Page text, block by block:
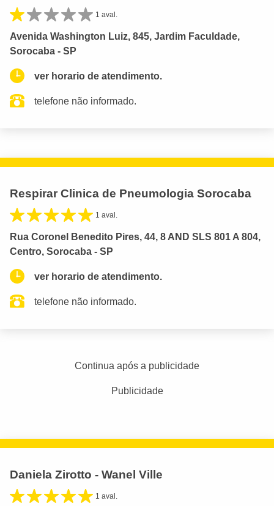
1 aval.
Avenida Washington Luiz, 845, Jardim Faculdade,
Sorocaba - SP
ver horario de atendimento.
telefone não informado.
Respirar Clinica de Pneumologia Sorocaba
1 aval.
Rua Coronel Benedito Pires, 44, 8 AND SLS 801 A 804,
Centro, Sorocaba - SP
ver horario de atendimento.
telefone não informado.
Continua após a publicidade
Publicidade
Daniela Zirotto - Wanel Ville
1 aval.